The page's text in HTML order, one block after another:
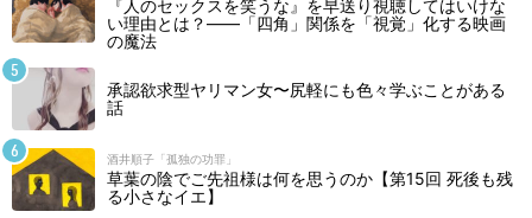
『人のセックスを笑うな』を早送り視聴してはいけな
い理由とは？――「四角」関係を「視覚」化する映画
の魔法
承認欲求型ヤリマン女〜尻軽にも色々学ぶことがある
話
酒井順子「孤独の功罪」
草葉の陰でご先祖様は何を思うのか【第15回 死後も残
る小さなイエ】